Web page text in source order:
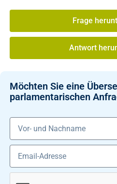
Frage
Antwort
Möchten Sie eine
parlamentarischen